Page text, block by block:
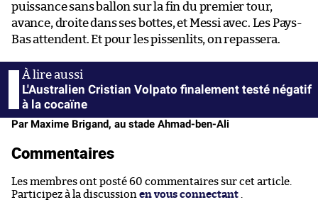
puissance sans ballon sur la fin du premier tour,
avance, droite dans ses bottes, et Messi avec. Les Pays-
Bas attendent. Et pour les pissenlits, on repassera.
L'Australien Cristian Volpato finalement testé négatif
à la cocaïne
Par Maxime Brigand, au stade Ahmad-ben-Ali
Commentaires
Les membres ont posté 60 commentaires sur cet article.
Participez à la discussion en vous connectant .